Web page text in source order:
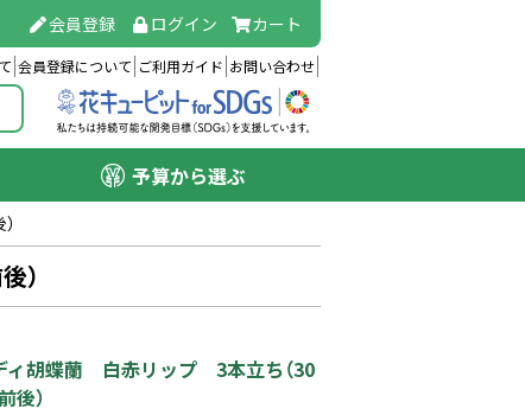
会員登録 ログイン カート
会員登録について ご利用ガイド お問い合わせ
予算から選ぶ
）
ィ胡蝶蘭 白赤リップ 3本立ち（30
後）